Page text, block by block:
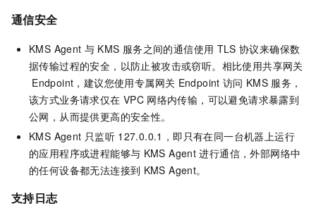
通信安全
KMS Agent 与 KMS 服务之间的通信使用 TLS 协议来确保数
据传输过程的安全，以防止被攻击或窃听。相比使用共享网关
Endpoint，建议您使用专属网关 Endpoint 访问 KMS 服务，
该方式业务请求仅在 VPC 网络内传输，可以避免请求暴露到
公网，从而提供更高的安全性。
KMS Agent 只监听 127.0.0.1，即只有在同一台机器上运行
的应用程序或进程能够与 KMS Agent 进行通信，外部网络中
的任何设备都无法连接到 KMS Agent。
支持日志